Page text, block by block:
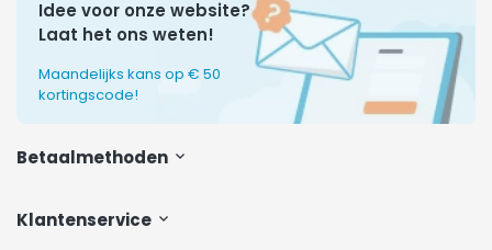
Klantenservice
Idee voor onze website?
Laat het ons weten!
Maandelijks kans op € 50
kortingscode!
Betaalmethoden